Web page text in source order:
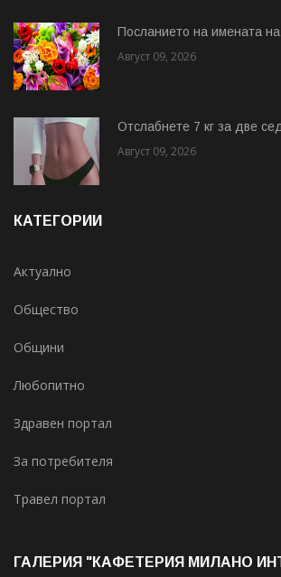
Посланието на имената
Август 09, 2026
Отслабнете 7 кг за две
Август 09, 2026
КАТЕГОРИИ
Актуално
Общество
Общини
Любопитно
Здравен портал
За потребителя
Травел портал
ГАЛЕРИЯ "КАФЕТЕРИЯ МИЛАНО